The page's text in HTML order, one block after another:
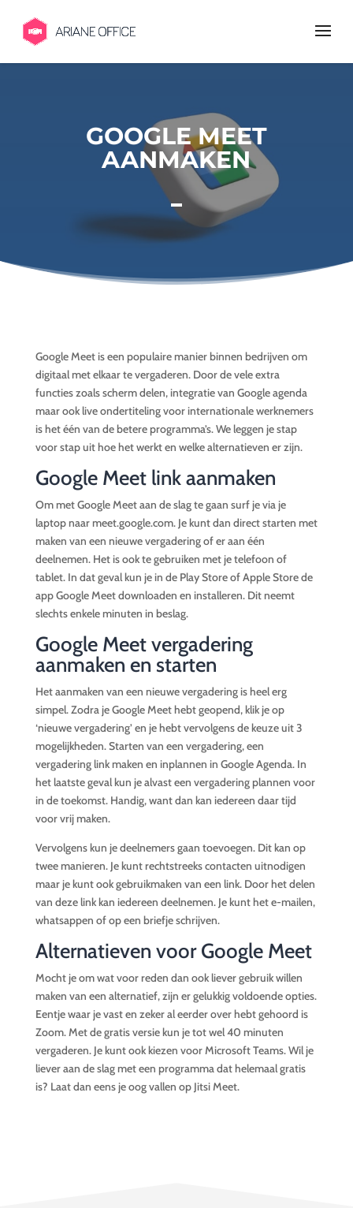
GOOGLE MEET
AANMAKEN
Google Meet is een populaire manier binnen bedrijven om
digitaal met elkaar te vergaderen. Door de vele extra
functies zoals scherm delen, integratie van Google agenda
maar ook live ondertiteling voor internationale werknemers
is het één van de betere programma’s. We leggen je stap
voor stap uit hoe het werkt en welke alternatieven er zijn.
Google Meet link aanmaken
Om met Google Meet aan de slag te gaan surf je via je
laptop naar meet.google.com. Je kunt dan direct starten met
maken van een nieuwe vergadering of er aan één
deelnemen. Het is ook te gebruiken met je telefoon of
tablet. In dat geval kun je in de Play Store of Apple Store de
app Google Meet downloaden en installeren. Dit neemt
slechts enkele minuten in beslag.
Google Meet vergadering
aanmaken en starten
Het aanmaken van een nieuwe vergadering is heel erg
simpel. Zodra je Google Meet hebt geopend, klik je op
‘nieuwe vergadering’ en je hebt vervolgens de keuze uit 3
mogelijkheden. Starten van een vergadering, een
vergadering link maken en inplannen in Google Agenda. In
het laatste geval kun je alvast een vergadering plannen voor
in de toekomst. Handig, want dan kan iedereen daar tijd
voor vrij maken.
Vervolgens kun je deelnemers gaan toevoegen. Dit kan op
twee manieren. Je kunt rechtstreeks contacten uitnodigen
maar je kunt ook gebruikmaken van een link. Door het delen
van deze link kan iedereen deelnemen. Je kunt het e-mailen,
whatsappen of op een briefje schrijven.
Alternatieven voor Google Meet
Mocht je om wat voor reden dan ook liever gebruik willen
maken van een alternatief, zijn er gelukkig voldoende opties.
Eentje waar je vast en zeker al eerder over hebt gehoord is
Zoom. Met de gratis versie kun je tot wel 40 minuten
vergaderen. Je kunt ook kiezen voor Microsoft Teams. Wil je
liever aan de slag met een programma dat helemaal gratis
is? Laat dan eens je oog vallen op Jitsi Meet.